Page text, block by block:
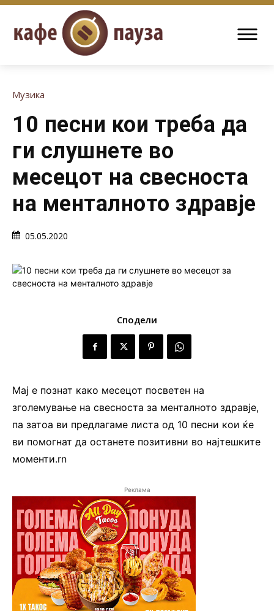
Музика
10 песни кои треба да
ги слушнете во
месецот на свесноста
на менталното здравје
05.05.2020
Сподели
Мај е познат како месецот посветен на
зголемување на свесноста за менталното здравје,
па затоа ви предлагаме листа од 10 песни кои ќе
ви помогнат да останете позитивни во најтешките
моменти.rn
Реклама